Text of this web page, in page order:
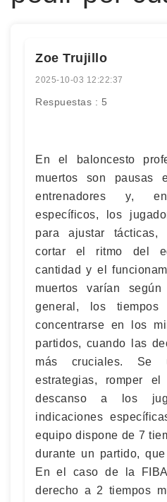
Zoe Trujillo
2025-10-03 12:22:37
Respuestas : 5
En el baloncesto
muertos son pausas
entrenadores y,
específicos, los
para ajustar tácticas,
cortar el ritmo del
cantidad y el
muertos varían
general, los tiempos
concentrarse en los
partidos, cuando las
más cruciales. Se
estrategias, romper
descanso a los
indicaciones
equipo dispone de 7
durante un partido,
En el caso de la
derecho a 2 tiempos